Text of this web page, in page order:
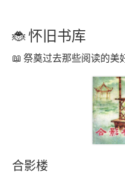
怀旧书库
祭奠过去那些阅读的美
合影楼